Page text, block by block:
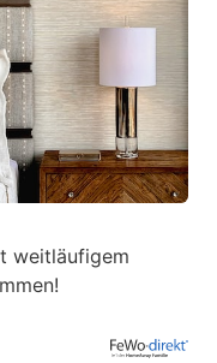
weitläufigem